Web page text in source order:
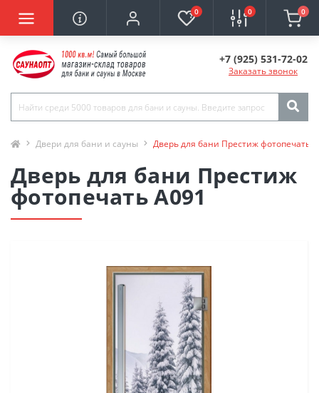
0 0 0
+7 (925) 531-72-02
Заказать звонок
Двери для бани и сауны Дверь для бани Престиж фотопечать
Дверь для бани Престиж
фотопечать А091